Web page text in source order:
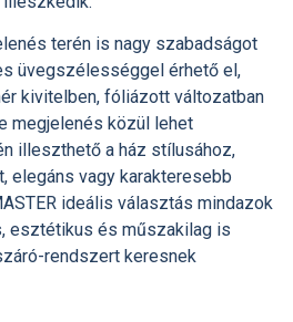
terén is nagy szabadságot
üvegszélességgel érhető el,
kivitelben, fóliázott változatban
megjelenés közül lehet
illeszthető a ház stílusához,
elegáns vagy karakteresebb
ideális választás mindazok
esztétikus és műszakilag is
rendszert keresnek